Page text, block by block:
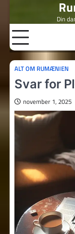
content
Din
ALT OM RUMÆNIEN
Svar for
november 1, 2025